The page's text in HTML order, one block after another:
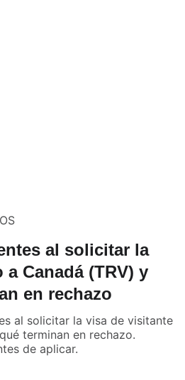
al solicitar la
Canadá (TRV) y
en rechazo
al solicitar la visa de visitante
terminan en rechazo.
de aplicar.